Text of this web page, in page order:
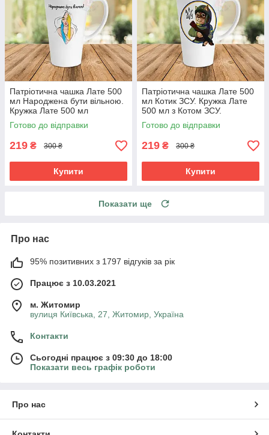
Патріотична чашка Лате 500
мл Народжена бути вільною.
Кружка Лате 500 мл
Народжена бути вільною.
Готово до відправки
219 ₴ 300 ₴
Купити
Патріотична чашка Лате 500
мл Котик ЗСУ. Кружка Лате
500 мл з Котом ЗСУ.
Готово до відправки
219 ₴ 300 ₴
Купити
Показати ще
Про нас
95% позитивних з 1797 відгуків за рік
Працює з 10.03.2021
м. Житомир
вулиця Київська, 27, Житомир, Україна
Контакти
Сьогодні працює з 09:30 до 18:00
Показати весь графік роботи
Про нас